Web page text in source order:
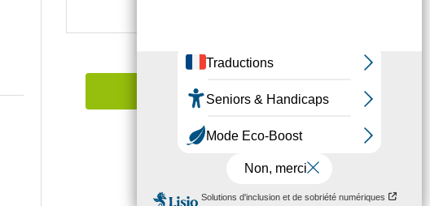
Signaler une erreur